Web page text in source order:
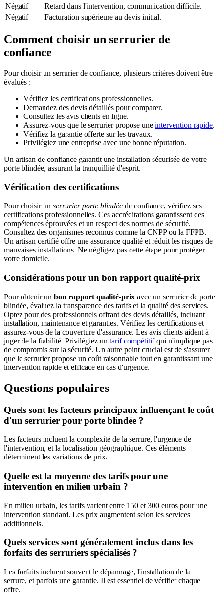
Négatif
Retard dans l'intervention, communication difficile.
Négatif
Facturation supérieure au devis initial.
Comment choisir un serrurier de
confiance
Pour choisir un serrurier de confiance, plusieurs critères doivent être
évalués :
Vérifiez les certifications professionnelles.
Demandez des devis détaillés pour comparer.
Consultez les avis clients en ligne.
Assurez-vous que le serrurier propose une intervention rapide.
Vérifiez la garantie offerte sur les travaux.
Privilégiez une entreprise avec une bonne réputation.
Un artisan de confiance garantit une installation sécurisée de votre
porte blindée, assurant la tranquillité d'esprit.
Vérification des certifications
Pour choisir un serrurier porte blindée de confiance, vérifiez ses
certifications professionnelles. Ces accréditations garantissent des
compétences éprouvées et un respect des normes de sécurité.
Consultez des organismes reconnus comme la CNPP ou la FFPB.
Un artisan certifié offre une assurance qualité et réduit les risques de
mauvaises installations. Ne négligez pas cette étape pour protéger
votre domicile.
Considérations pour un bon rapport qualité-prix
Pour obtenir un bon rapport qualité-prix avec un serrurier de porte
blindée, évaluez la transparence des tarifs et la qualité des services.
Optez pour des professionnels offrant des devis détaillés, incluant
installation, maintenance et garanties. Vérifiez les certifications et
assurez-vous de la couverture d'assurance. Les avis clients aident à
juger de la fiabilité. Privilégiez un tarif compétitifqui n'implique pas
de compromis sur la sécurité. Un autre point crucial est de s'assurer
que le serrurier propose un coût raisonnable tout en garantissant une
intervention rapide et efficace en cas d'urgence.
Questions populaires
Quels sont les facteurs principaux influençant le coût
d'un serrurier pour porte blindée ?
Les facteurs incluent la complexité de la serrure, l'urgence de
l'intervention, et la localisation géographique. Ces éléments
déterminent les variations de prix.
Quelle est la moyenne des tarifs pour une
intervention en milieu urbain ?
En milieu urbain, les tarifs varient entre 150 et 300 euros pour une
intervention standard. Les prix augmentent selon les services
additionnels.
Quels services sont généralement inclus dans les
forfaits des serruriers spécialisés ?
Les forfaits incluent souvent le dépannage, l'installation de la
serrure, et parfois une garantie. Il est essentiel de vérifier chaque
offre.